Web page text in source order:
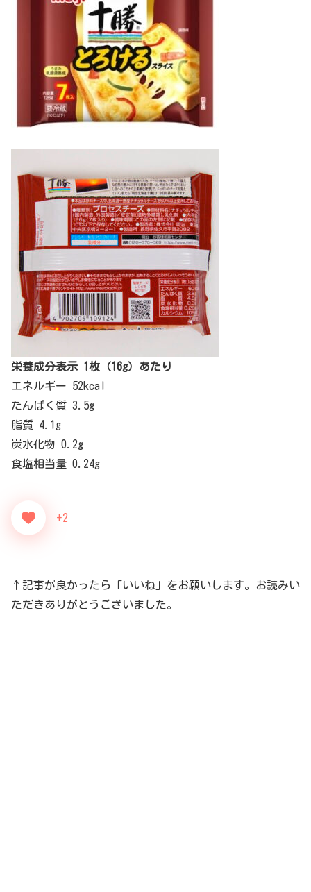
栄養成分表示 1枚（16g）あたり
エネルギー 52kcal
たんぱく質 3.5g
脂質 4.1g
炭水化物 0.2g
食塩相当量 0.24g
+2
↑記事が良かったら「いいね」をお願いします。お読みい
ただきありがとうございました。